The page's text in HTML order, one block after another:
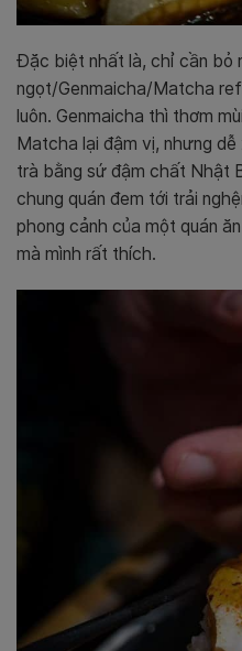
Đặc biệt nhất là, chỉ cần bỏ
ngọt/Genmaicha/Matcha
luôn. Genmaicha thì thơm
Matcha lại đậm vị, nhưng
trà bằng sứ đậm chất Nhật
chung quán đem tới trải
phong cảnh của một quán
mà mình rất thích.